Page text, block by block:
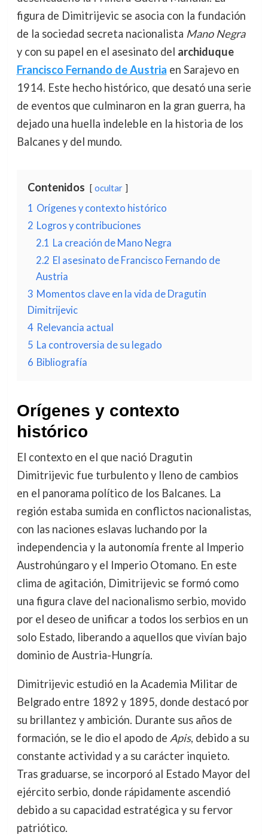
figura de Dimitrijevic se asocia con la fundación
de la sociedad secreta nacionalista Mano Negra
y con su papel en el asesinato del archiduque
Francisco Fernando de Austria en Sarajevo en
1914. Este hecho histórico, que desató una serie
de eventos que culminaron en la gran guerra, ha
dejado una huella indeleble en la historia de los
Balcanes y del mundo.
Contenidos ocultar
1 Orígenes y contexto histórico
2 Logros y contribuciones
2.1 La creación de Mano Negra
2.2 El asesinato de Francisco Fernando de
Austria
3 Momentos clave en la vida de Dragutin
Dimitrijevic
4 Relevancia actual
5 La controversia de su legado
6 Bibliografía
Orígenes y contexto
histórico
El contexto en el que nació Dragutin
Dimitrijevic fue turbulento y lleno de cambios
en el panorama político de los Balcanes. La
región estaba sumida en conflictos nacionalistas,
con las naciones eslavas luchando por la
independencia y la autonomía frente al Imperio
Austrohúngaro y el Imperio Otomano. En este
clima de agitación, Dimitrijevic se formó como
una figura clave del nacionalismo serbio, movido
por el deseo de unificar a todos los serbios en un
solo Estado, liberando a aquellos que vivían bajo
dominio de Austria-Hungría.
Dimitrijevic estudió en la Academia Militar de
Belgrado entre 1892 y 1895, donde destacó por
su brillantez y ambición. Durante sus años de
formación, se le dio el apodo de Apis, debido a su
constante actividad y a su carácter inquieto.
Tras graduarse, se incorporó al Estado Mayor del
ejército serbio, donde rápidamente ascendió
debido a su capacidad estratégica y su fervor
patriótico.